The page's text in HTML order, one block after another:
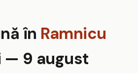
în Ramnicu
— 9 august